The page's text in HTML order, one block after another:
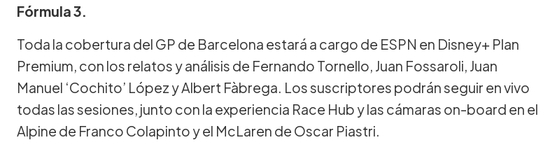
Fórmula 3.
Toda la cobertura del GP de Barcelona estará a cargo de ESPN en Disney+ Plan
Premium, con los relatos y análisis de Fernando Tornello, Juan Fossaroli, Juan
Manuel ‘Cochito’ López y Albert Fàbrega. Los suscriptores podrán seguir en vivo
todas las sesiones, junto con la experiencia Race Hub y las cámaras on-board en el
Alpine de Franco Colapinto y el McLaren de Oscar Piastri.